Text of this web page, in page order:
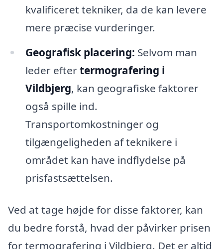
kvalificeret tekniker, da de kan levere
mere præcise vurderinger.
Geografisk placering: Selvom man
leder eftertermografering i
Vildbjerg, kan geografiske faktorer
også spille ind.
Transportomkostninger og
tilgængeligheden af teknikere i
området kan have indflydelse på
prisfastsættelsen.
Ved at tage højde for disse faktorer, kan
du bedre forstå, hvad der påvirker prisen
for termografering i Vildbjerg. Det er altid